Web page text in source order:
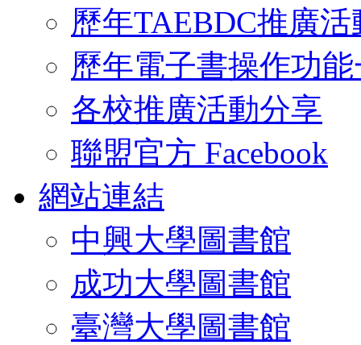
歷年TAEBDC推廣活
歷年電子書操作功
各校推廣活動分享
聯盟官方 Facebook
網站連結
中興大學圖書館
成功大學圖書館
臺灣大學圖書館